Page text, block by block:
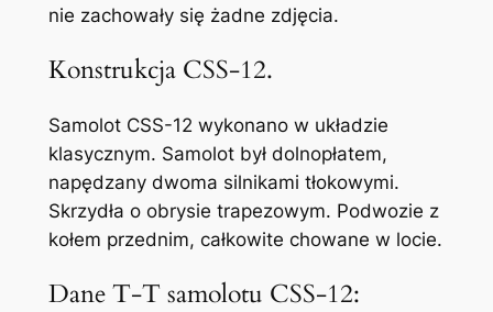
nie zachowały się żadne zdjęcia.
Konstrukcja CSS-12.
Samolot CSS-12 wykonano w układzie
klasycznym. Samolot był dolnopłatem,
napędzany dwoma silnikami tłokowymi.
Skrzydła o obrysie trapezowym. Podwozie z
kołem przednim, całkowite chowane w locie.
Dane T-T samolotu CSS-12: